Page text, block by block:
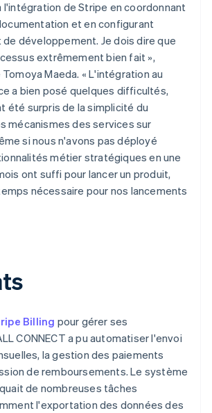
l'intégration de Stripe en coordonnant
et en configurant
développement. Je dois dire que
extrêmement bien fait »,
Maeda. « L'intégration au
a bien posé quelques difficultés,
été surpris de la simplicité du
mécanismes des services sur
si nous n'avons pas déployé
métier stratégiques en une
ont suffi pour lancer un produit,
nécessaire pour nos lancements
Billing pour gérer ses
CONNECT a pu automatiser l'envoi
la gestion des paiements
de remboursements. Le système
de nombreuses tâches
l'exportation des données des